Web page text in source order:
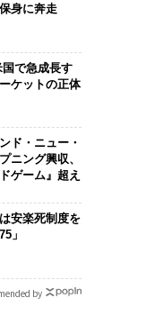
身に奔走
国で急成長す
ケットの正体
ド・ニュー・
ニング興収、
ゲーム』超え
安楽死制度を
」
by